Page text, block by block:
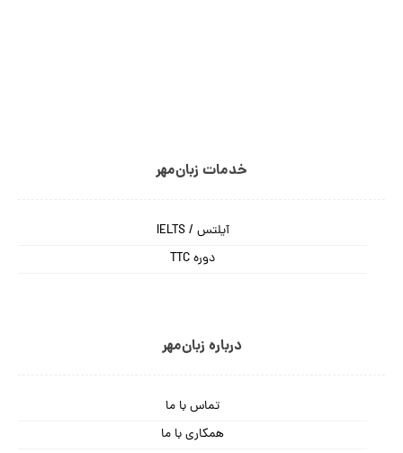
خدمات زبان‌مهر
آیلتس / IELTS
دوره TTC
درباره زبان‌مهر
تماس با ما
همکاری با ما